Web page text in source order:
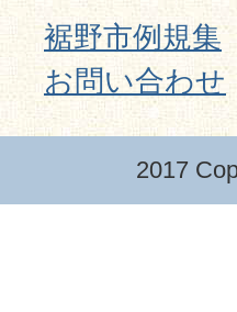
裾野市例規集
お問い合わせ
2017